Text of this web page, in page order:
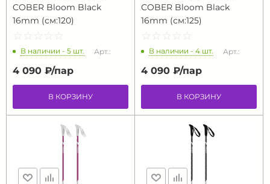
COBER Bloom Black
16mm (см:120)
☆ ☆ ☆ ☆ ☆
★ ★ ★ ★ ★
В наличии - 5 шт. Арт.:
4 090 ₽/пар
В КОРЗИНУ
COBER Bloom Black
16mm (см:125)
☆ ☆ ☆ ☆ ☆
★ ★ ★ ★ ★
В наличии - 4 шт. Арт.:
4 090 ₽/пар
В КОРЗИНУ